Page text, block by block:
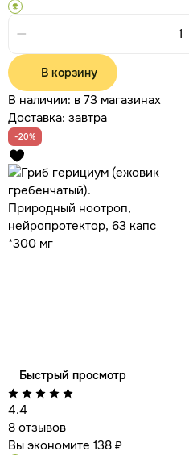
В корзину
В наличии: в 73 магазинах
Доставка: завтра
-20%
Быстрый просмотр
4.4
8 отзывов
Вы экономите 138 ₽